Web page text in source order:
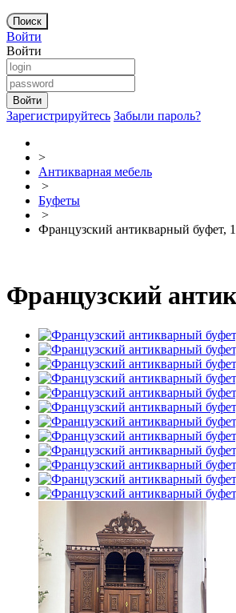
Войти
Войти
Зарегистрируйтесь Забыли пароль?
>
Антикварная мебель
>
Буфеты
>
Французский антикварный буфет,
Французский